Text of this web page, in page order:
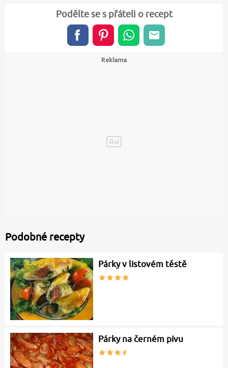
Podělte se s přáteli o recept
Podobné recepty
Párky v listovém těstě
Párky na černém pivu